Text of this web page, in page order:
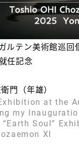
ルテン美術館巡回
任記念
門（年雄）
at the
my
Soul”
XI